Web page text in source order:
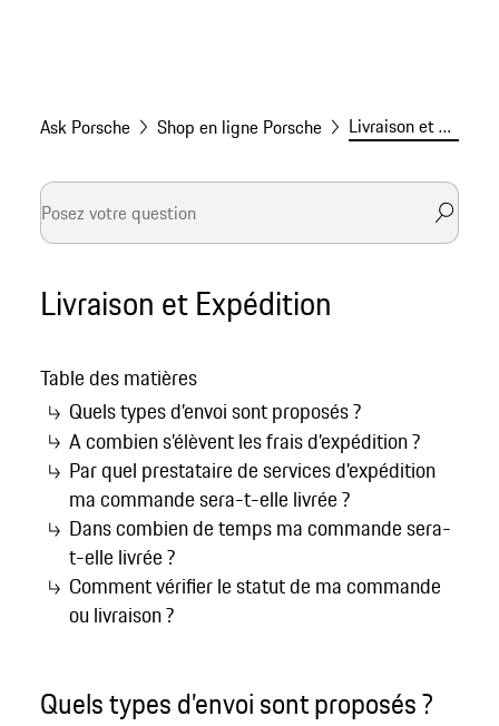
Ask Porsche Shop en ligne Porsche Livraison et Expédition
Livraison et Expédition
Table des matières
Quels types d’envoi sont proposés ?
A combien s’élèvent les frais d’expédition ?
Par quel prestataire de services d'expédition
ma commande sera-t-elle livrée ?
Dans combien de temps ma commande sera-
t-elle livrée ?
Comment vérifier le statut de ma commande
ou livraison ?
Quels types d’envoi sont proposés ?